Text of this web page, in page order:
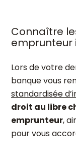
Connaître
emprunteur
Lors de votre
banque vous
standardisée
droit au libre
emprunteur,
pour vous